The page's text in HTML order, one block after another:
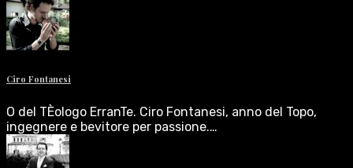
Ciro Fontanesi
O del TÈologo ErranTe. Ciro Fontanesi, anno del Topo,
ingegnere e bevitore per passione.…